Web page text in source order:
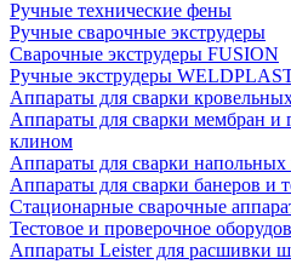
Ручные технические фены
Ручные сварочные экструдеры
Сварочные экструдеры FUSION
Ручные экструдеры
Аппараты для сварки
Аппараты для сварки мембран и
клином
Аппараты для сварки
Аппараты для сварки банеров и
Стационарные сварочные
Тестовое и проверочное
Аппараты Leister для расшивки